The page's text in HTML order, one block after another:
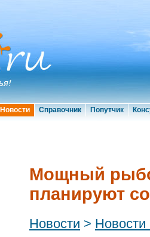
Новости Справочник Попутчик
Мощный
планируют
Новости >